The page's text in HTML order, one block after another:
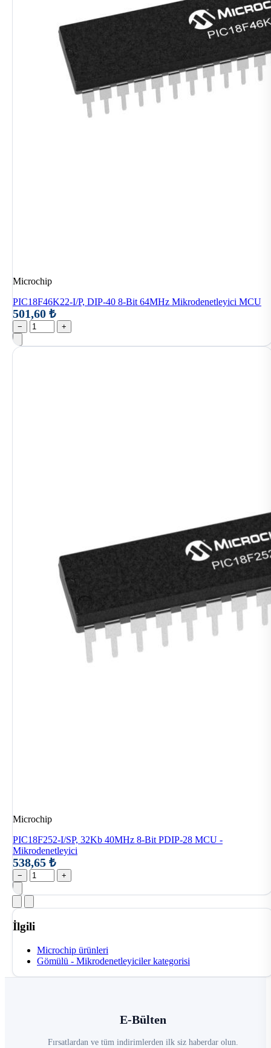
Microchip
PIC18F46K22-I/P, DIP-40 8-Bit 64MHz Mikrodenetleyici MCU
501,60 ₺
− +
Microchip
PIC18F252-I/SP, 32Kb 40MHz 8-Bit PDIP-28 MCU -
Mikrodenetleyici
538,65 ₺
− +
İlgili
Microchip ürünleri
Gömülü - Mikrodenetleyiciler kategorisi
E-Bülten
Fırsatlardan ve tüm indirimlerden ilk siz haberdar olun.